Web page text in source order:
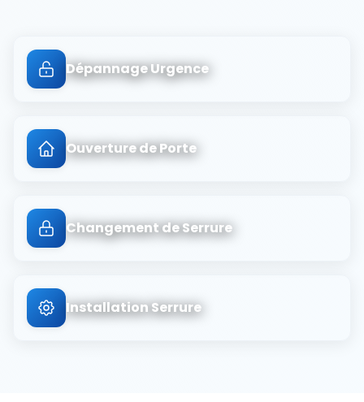
Dépannage Urgence
Ouverture de Porte
Changement de Serrure
Installation Serrure